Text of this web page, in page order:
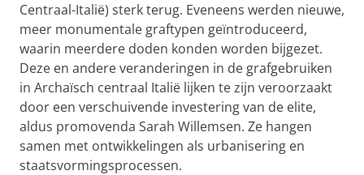
Centraal-Italië) sterk terug. Eveneens werden nieuwe,
meer monumentale graftypen geïntroduceerd,
waarin meerdere doden konden worden bijgezet.
Deze en andere veranderingen in de grafgebruiken
in Archaïsch centraal Italië lijken te zijn veroorzaakt
door een verschuivende investering van de elite,
aldus promovenda Sarah Willemsen. Ze hangen
samen met ontwikkelingen als urbanisering en
staatsvormingsprocessen.